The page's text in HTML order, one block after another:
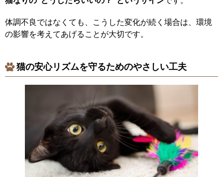
体調不良ではなくても、こうした変化が続く場合は、環境
の影響を考えてあげることが大切です。
猫の安心リズムを守るためのやさしい工夫